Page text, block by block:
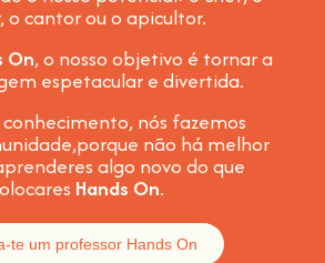
o cantor ou o apicultor.
On, o nosso objetivo é tornar a
espetacular e divertida.
conhecimento, nós fazemos
porque não há melhor
algo novo do que
Hands On.
te um professor Hands On